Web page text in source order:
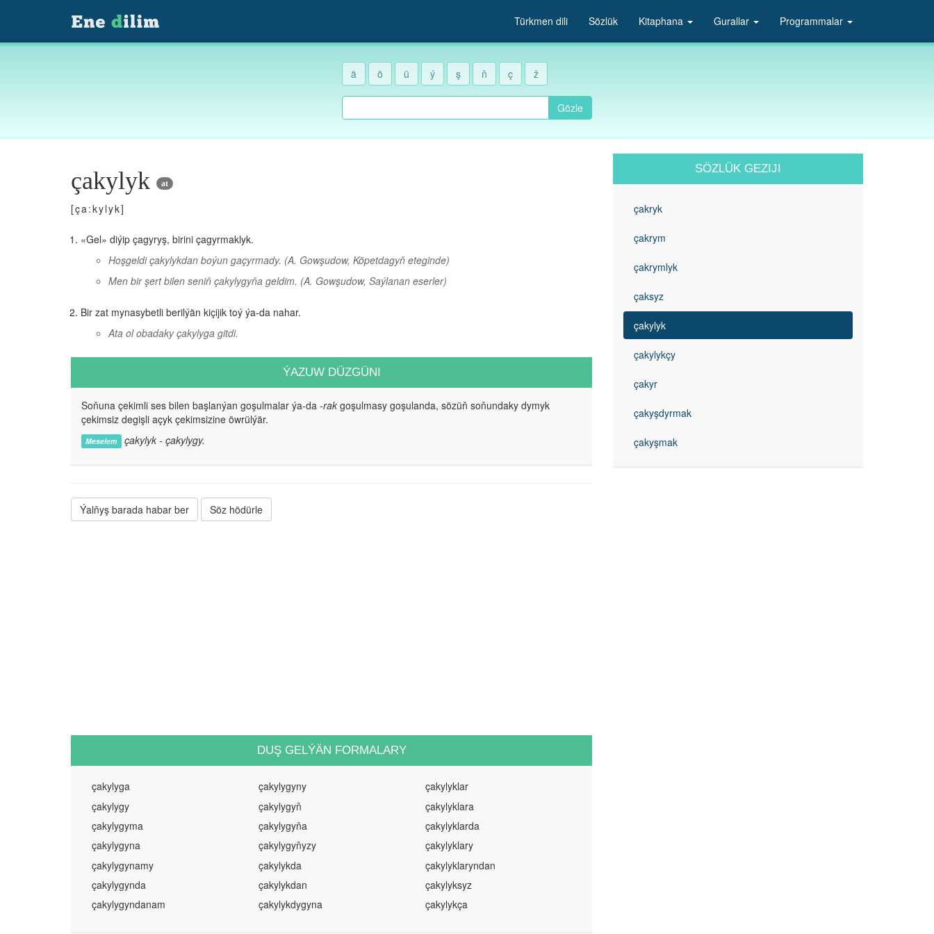
Türkmen dili Sözlük Kitaphana Gurallar Programmalar
ä ö ü ý ş ň ç ž
Gözle
çakylyk at
[ça:kylyk]
«Gel» diýip çagyryş, birini çagyrmaklyk.
Hoşgeldi çakylykdan boýun gaçyrmady. (A. Gowşudow, Köpetdagyň eteginde)
Men bir şert bilen seniň çakylygyňa geldim. (A. Gowşudow, Saýlanan eserler)
Bir zat mynasybetli berilýän kiçijik toý ýa-da nahar.
Ata ol obadaky çakylyga gitdi.
ÝAZUW DÜZGÜNI
Soňuna çekimli ses bilen başlanýan goşulmalar ýa-da -rak goşulmasy goşulanda, sözüň soňundaky dymyk
çekimsiz degişli açyk çekimsizine öwrülýär.
Meselem çakylyk - çakylygy.
Ýalňyş barada habar ber Söz hödürle
DUŞ GELÝÄN FORMALARY
çakylyga
çakylygy
çakylygyma
çakylygyna
çakylygynamy
çakylygynda
çakylygyndanam
çakylygyny
çakylygyň
çakylygyňa
çakylygyňyzy
çakylykda
çakylykdan
çakylykdygyna
çakylyklar
çakylyklara
çakylyklarda
çakylyklary
çakylyklaryndan
çakylyksyz
çakylykça
SÖZLÜK GEZIJI
çakryk
çakrym
çakrymlyk
çaksyz
çakylyk
çakylykçy
çakyr
çakyşdyrmak
çakyşmak